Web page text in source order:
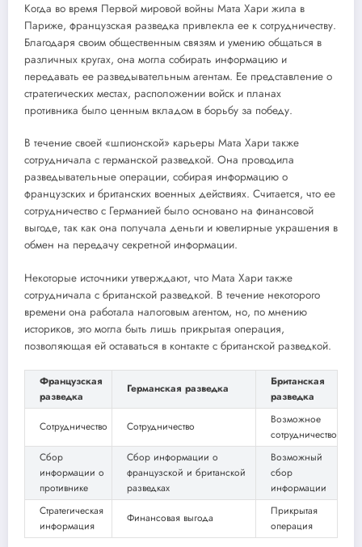
Когда во время Первой мировой войны Мата Хари жила в
Париже, французская разведка привлекла ее к сотрудничеству.
Благодаря своим общественным связям и умению общаться в
различных кругах, она могла собирать информацию и
передавать ее разведывательным агентам. Ее представление о
стратегических местах, расположении войск и планах
противника было ценным вкладом в борьбу за победу.
В течение своей «шпионской» карьеры Мата Хари также
сотрудничала с германской разведкой. Она проводила
разведывательные операции, собирая информацию о
французских и британских военных действиях. Считается, что ее
сотрудничество с Германией было основано на финансовой
выгоде, так как она получала деньги и ювелирные украшения в
обмен на передачу секретной информации.
Некоторые источники утверждают, что Мата Хари также
сотрудничала с британской разведкой. В течение некоторого
времени она работала налоговым агентом, но, по мнению
историков, это могла быть лишь прикрытая операция,
позволяющая ей оставаться в контакте с британской разведкой.
Французская
разведка
Германская разведка
Британская
разведка
Сотрудничество Сотрудничество
Возможное
сотрудничество
Сбор
информации о
противнике
Сбор информации о
французской и британской
разведках
Возможный
сбор
информации
Стратегическая
информация
Финансовая выгода
Прикрытая
операция